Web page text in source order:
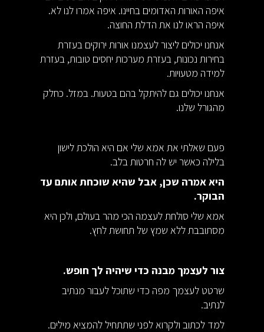
איפה האורות האדומים בחיינו. איפה אמרו לנו לא.
איפה הראו לנו את הדלת החוצה.
אנחנו יכולים ליצור לעצמנו אורות ירוקים בעזרת
בחירות נכונות, בעזרת מערכות יחסים טובות, בעזרת
למידה מטעויות.
אנחנו יכולים גם להיתקל בהם בטעות. במזל. כחלק
מהגורל שלנו.
פעם שאלתי את אמא שלי אם היא הולכת לישון
בלילה כאשר יש לה חרטות בלב.
היא אמרה שכן, אבל שהיא שוכחת אותם עד
הבוקר.
אמא שלי סולחת לעצמה הכי מהר בעולם, ולכן היא
מסתובבת ללא שמץ של תחושת לחץ.
צור לעצמך מבנה כדי שיהיה לך חופש.
שרטט לעצמך מפה כדי שתוכל לעבור מנתיב
לנתיב.
למד לכתוב ולקרוא לפני שתתחיל להמציא מילים.